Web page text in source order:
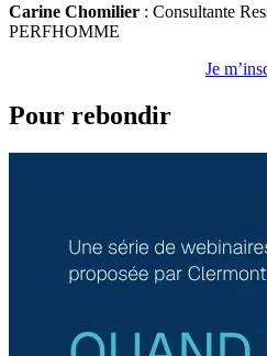
Carine Chomilier : Consultante
PERFHOMME
Je
Pour rebondir